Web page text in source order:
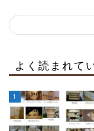
よく読まれて
1